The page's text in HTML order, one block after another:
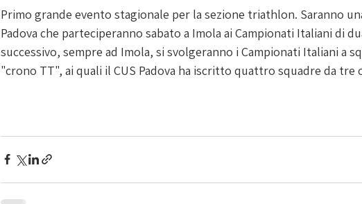
Primo grande evento stagionale per la sezione triathlon. Saranno
Padova che parteciperanno sabato a Imola ai Campionati Italiani di
successivo, sempre ad Imola, si svolgeranno i Campionati Italiani a
"crono TT", ai quali il CUS Padova ha iscritto quattro squadre da tre